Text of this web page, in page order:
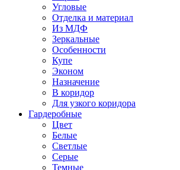
Угловые
Отделка и материал
Из МДФ
Зеркальные
Особенности
Купе
Эконом
Назначение
В коридор
Для узкого коридора
Гардеробные
Цвет
Белые
Светлые
Серые
Темные